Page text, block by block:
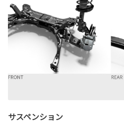
サスペンション